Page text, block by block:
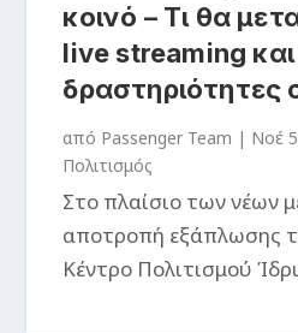
κοινό – Τι θα
live streaming και
δραστηριότητες
από Passenger Team | Νοέ
Πολιτισμός
Στο πλαίσιο των νέων
αποτροπή εξάπλωσης
Κέντρο Πολιτισμού